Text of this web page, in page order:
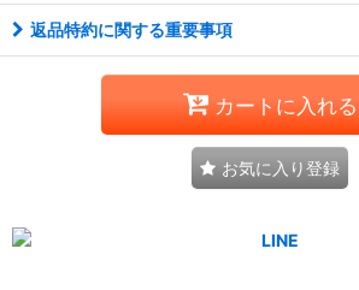
返品特約に関する重要事項
カートに入れる
お気に入り登録